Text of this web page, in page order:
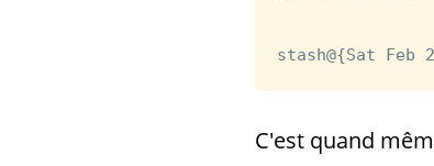
C'est quand